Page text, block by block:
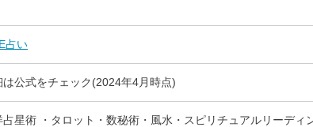
占い
は公式をチェック(2024年4月時点)
占星術 ・タロット・数秘術・風水・スピリチュアルリーディ